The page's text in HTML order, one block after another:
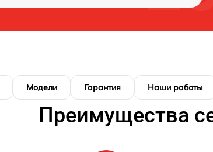
Модели Гарантия Наши работы
Преимущества